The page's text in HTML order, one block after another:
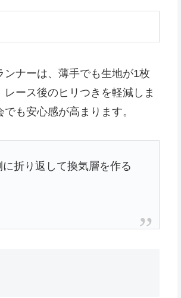
ナーは、薄手でも生地が1枚
ース後のヒリつきを軽減しま
も安心感が高まります。
折り返して換気層を作る